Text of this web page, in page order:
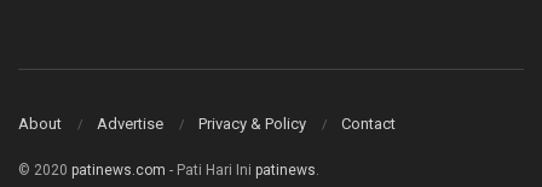
About Advertise Privacy & Policy Contact
© 2020 patinews.com - Pati Hari Ini patinews.